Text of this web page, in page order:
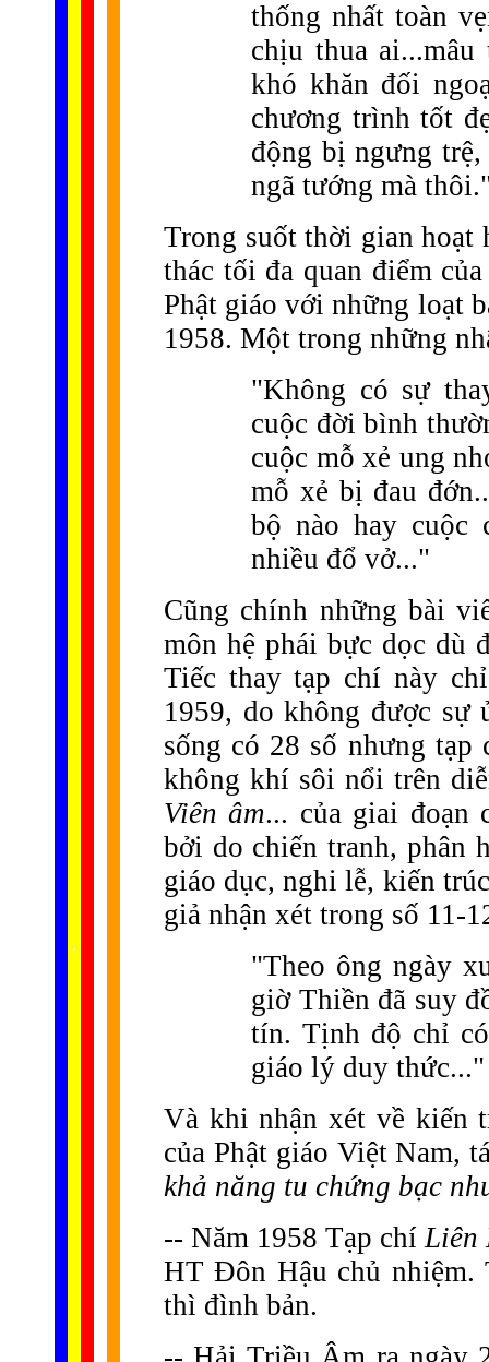
.
thống nhất toàn
chịu thua
khó khăn đối
chương trình tốt
động bị ngưng
ngã tướng mà
Trong suốt thời gian hoạt
thác tối đa quan điểm
Phật giáo với những loạt
1958. Một trong những
"Không có sự
cuộc đời bình
cuộc mỗ xẻ ung
mỗ xẻ bị đau
bộ nào hay cuộc
nhiều đổ vở..."
Cũng chính những bài
môn hệ phái bực dọc dù
Tiếc thay tạp chí này
1959, do không được sự
sống có 28 số nhưng
không khí sôi nổi trên
Viên âm... của giai đoạn
bởi do chiến tranh, phân
giáo dục, nghi lễ, kiến
giả nhận xét trong số 11-
"Theo ông ngày
giờ Thiền đã suy
tín. Tịnh độ chỉ
giáo lý duy thức..."
Và khi nhận xét về kiến
của Phật giáo Việt Nam,
khả năng tu chứng bạc
-- Năm 1958 Tạp chí Liên
HT Đôn Hậu chủ nhiệm.
thì đình bản.